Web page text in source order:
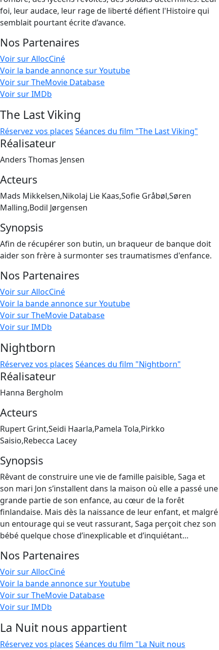
foi, leur audace, leur rage de liberté défient l'Histoire qui
semblait pourtant écrite d’avance.
Nos Partenaires
Voir sur AllocCiné
Voir la bande annonce sur Youtube
Voir sur TheMovie Database
Voir sur IMDb
The Last Viking
Réservez vos places Séances du film "The Last Viking"
Réalisateur
Anders Thomas Jensen
Acteurs
Mads Mikkelsen,Nikolaj Lie Kaas,Sofie Gråbøl,Søren
Malling,Bodil Jørgensen
Synopsis
Afin de récupérer son butin, un braqueur de banque doit
aider son frère à surmonter ses traumatismes d'enfance.
Nos Partenaires
Voir sur AllocCiné
Voir la bande annonce sur Youtube
Voir sur TheMovie Database
Voir sur IMDb
Nightborn
Réservez vos places Séances du film "Nightborn"
Réalisateur
Hanna Bergholm
Acteurs
Rupert Grint,Seidi Haarla,Pamela Tola,Pirkko
Saisio,Rebecca Lacey
Synopsis
Rêvant de construire une vie de famille paisible, Saga et
son mari Jon s’installent dans la maison où elle a passé une
grande partie de son enfance, au cœur de la forêt
finlandaise. Mais dès la naissance de leur enfant, et malgré
un entourage qui se veut rassurant, Saga perçoit chez son
bébé quelque chose d’inexplicable et d’inquiétant…
Nos Partenaires
Voir sur AllocCiné
Voir la bande annonce sur Youtube
Voir sur TheMovie Database
Voir sur IMDb
La Nuit nous appartient
Réservez vos places Séances du film "La Nuit nous